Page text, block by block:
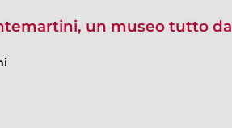
un museo tutto da